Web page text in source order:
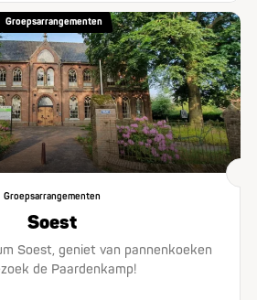
Groepsarrangementen
Groepsarrangementen
Soest
Soest, geniet van pannenkoeken
de Paardenkamp!